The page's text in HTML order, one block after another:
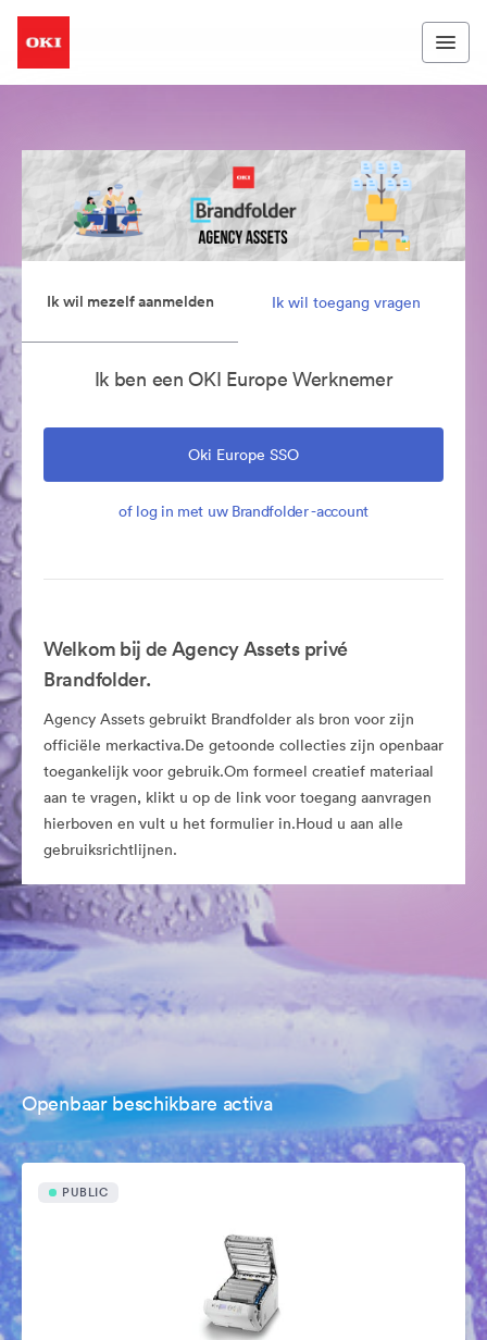
Ik wil mezelf aanmelden Ik wil toegang vragen
Ik ben een OKI Europe Werknemer
Oki Europe SSO
of log in met uw Brandfolder -account
Welkom bij de Agency Assets privé
Brandfolder.
Agency Assets gebruikt Brandfolder als bron voor zijn
officiële merkactiva.De getoonde collecties zijn openbaar
toegankelijk voor gebruik.Om formeel creatief materiaal
aan te vragen, klikt u op de link voor toegang aanvragen
hierboven en vult u het formulier in.Houd u aan alle
gebruiksrichtlijnen.
Openbaar beschikbare activa
PUBLIC